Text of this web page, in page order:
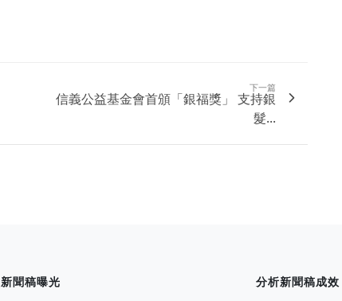
下一篇
信義公益基金會首頒「銀福獎」 支持銀
髮...
聞稿曝光 分析新聞稿成效